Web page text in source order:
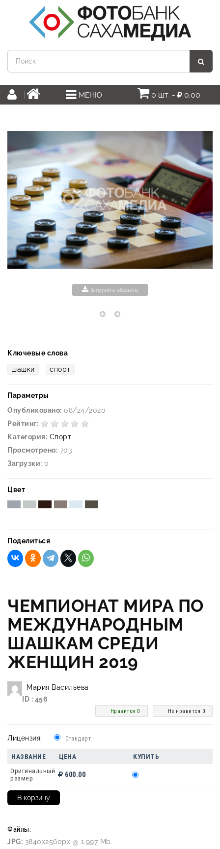
МЕНЮ 0 шт. - 0.00
Загрузить образец
Ключевые слова
шашки спорт
Параметры
Опубликовано: 08/24/2020
Рейтинг:
Категория: Спорт
Просмотрено: 703
Загрузки: 0
Цвет
Поделиться
ЧЕМПИОНАТ МИРА ПО
МЕЖДУНАРОДНЫМ
ШАШКАМ СРЕДИ
ЖЕНЩИН 2019
Мария Васильева
ID : 456
Не нравится 0
Нравится 0
Лицензия: Стандарт
НАЗВАНИЕ ЦЕНА
КУПИТЬ
Оригинальный
размер
600.00
Файлы:
JPG: 3840x2560px @ 1.997 Mb.